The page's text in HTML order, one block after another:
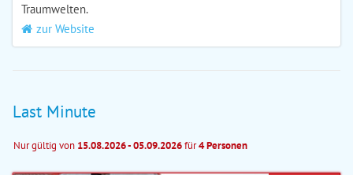
Traumwelten.
zur Website
Last Minute
Nur gültig von 15.08.2026 - 05.09.2026für4 Personen